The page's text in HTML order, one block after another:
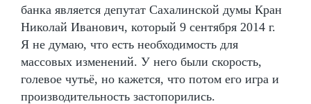
банка является депутат Сахалинской думы Кран
Николай Иванович, который 9 сентября 2014 г.
Я не думаю, что есть необходимость для
массовых изменений. У него были скорость,
голевое чутьё, но кажется, что потом его игра и
производительность застопорились.